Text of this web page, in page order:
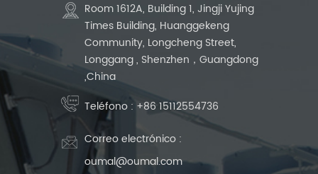
Room 1612A, Building 1, Jingji Yujing
Times Building, Huanggekeng
Community, Longcheng Street,
Longgang , Shenzhen，Guangdong
,China
Teléfono : +86 15112554736
Correo electrónico :
oumal@oumal.com